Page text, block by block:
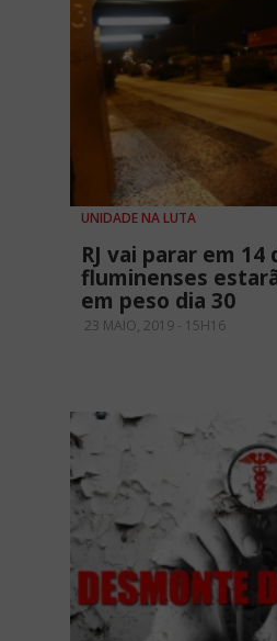
UNIDADE NA LUTA
RJ vai parar em 14
fluminenses
em peso dia 30
23 MAIO, 2019 - 15H16